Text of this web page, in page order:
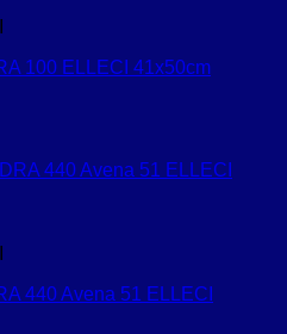
100 ELLECI 41x50cm
440 Avena 51 ELLECI